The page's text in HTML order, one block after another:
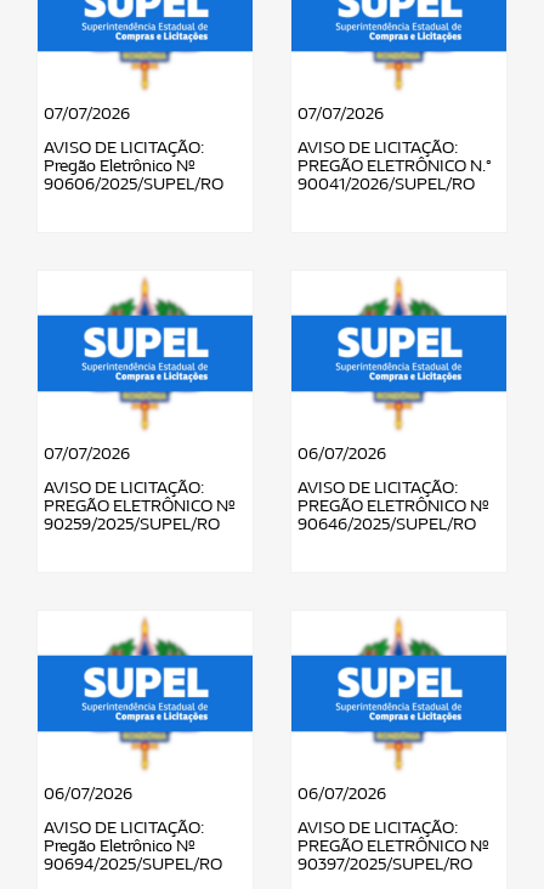
07/07/2026
AVISO DE LICITAÇÃO:
Pregão Eletrônico Nº
90606/2025/SUPEL/RO
07/07/2026
AVISO DE LICITAÇÃO:
PREGÃO ELETRÔNICO N.°
90041/2026/SUPEL/RO
07/07/2026
AVISO DE LICITAÇÃO:
PREGÃO ELETRÔNICO Nº
90259/2025/SUPEL/RO
06/07/2026
AVISO DE LICITAÇÃO:
PREGÃO ELETRÔNICO Nº
90646/2025/SUPEL/RO
06/07/2026
AVISO DE LICITAÇÃO:
Pregão Eletrônico Nº
90694/2025/SUPEL/RO
06/07/2026
AVISO DE LICITAÇÃO:
PREGÃO ELETRÔNICO Nº
90397/2025/SUPEL/RO